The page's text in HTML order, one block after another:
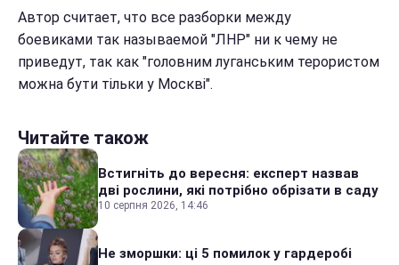
Автор считает, что все разборки между
боевиками так называемой "ЛНР" ни к чему не
приведут, так как "головним луганським терористом
можна бути тільки у Москві".
Читайте також
Встигніть до вересня: експерт назвав
дві рослини, які потрібно обрізати в саду
10 серпня 2026, 14:46
Не зморшки: ці 5 помилок у гардеробі